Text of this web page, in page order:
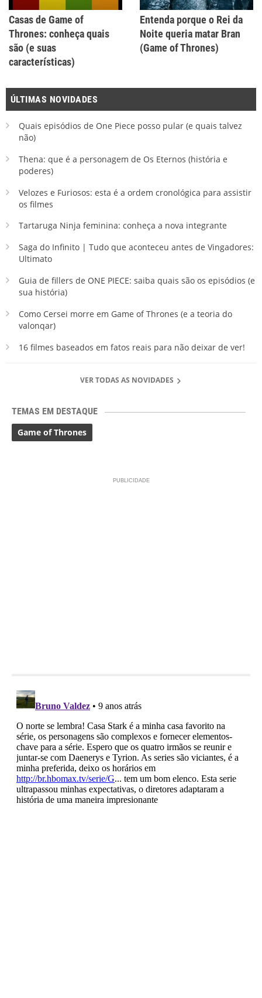
Casas de Game of
Thrones: conheça quais
são (e suas
características)
Entenda porque o Rei da
Noite queria matar Bran
(Game of Thrones)
ÚLTIMAS NOVIDADES
Quais episódios de One Piece posso pular (e quais talvez
não)
Thena: que é a personagem de Os Eternos (história e
poderes)
Velozes e Furiosos: esta é a ordem cronológica para assistir
os filmes
Tartaruga Ninja feminina: conheça a nova integrante
Saga do Infinito | Tudo que aconteceu antes de Vingadores:
Ultimato
Guia de fillers de ONE PIECE: saiba quais são os episódios (e
sua história)
Como Cersei morre em Game of Thrones (e a teoria do
valonqar)
16 filmes baseados em fatos reais para não deixar de ver!
VER TODAS AS NOVIDADES
TEMAS EM DESTAQUE
Game of Thrones